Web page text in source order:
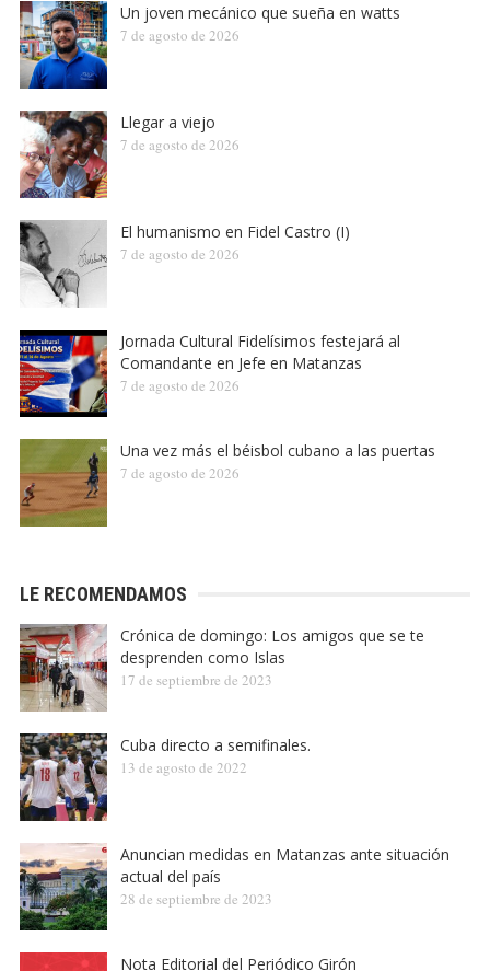
Un joven mecánico que sueña en watts
7 de agosto de 2026
Llegar a viejo
7 de agosto de 2026
El humanismo en Fidel Castro (I)
7 de agosto de 2026
Jornada Cultural Fidelísimos festejará al
Comandante en Jefe en Matanzas
7 de agosto de 2026
Una vez más el béisbol cubano a las puertas
7 de agosto de 2026
LE RECOMENDAMOS
Crónica de domingo: Los amigos que se te
desprenden como Islas
17 de septiembre de 2023
Cuba directo a semifinales.
13 de agosto de 2022
Anuncian medidas en Matanzas ante situación
actual del país
28 de septiembre de 2023
Nota Editorial del Periódico Girón